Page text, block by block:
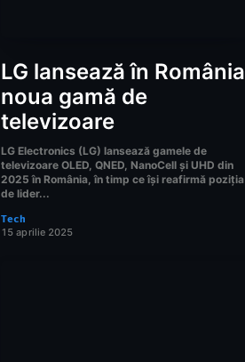
LG lansează în România
noua gamă de
televizoare
LG Electronics (LG) lansează gamele de
televizoare OLED, QNED, NanoCell și UHD din
2025 în România, în timp ce își reafirmă poziția
de lider...
Tech
15 aprilie 2025